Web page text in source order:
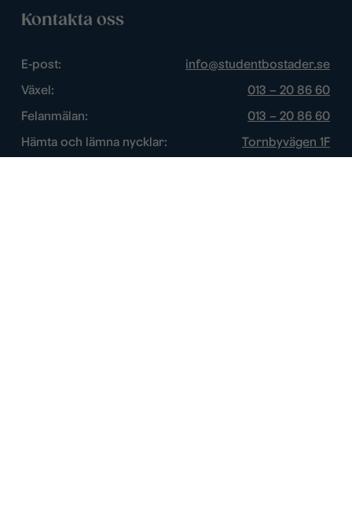
Kontakta oss
E-post:
info@studentbostader.se
Växel:
013 – 20 86 60
Felanmälan:
013 – 20 86 60
Hämta och lämna nycklar:
Tornbyvägen 1F